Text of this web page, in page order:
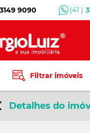
3149 9090 (41 )
Filtrar imóveis
Detalhes do